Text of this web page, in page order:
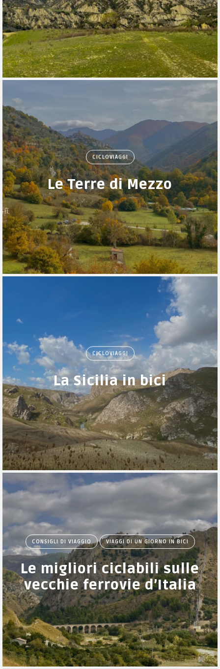
CICLOVIAGGI
Le Terre di Mezzo
CICLOVIAGGI
La Sicilia in bici
CONSIGLI DI VIAGGIO VIAGGI DI UN GIORNO IN BICI
Le migliori ciclabili sulle
vecchie ferrovie d’Italia